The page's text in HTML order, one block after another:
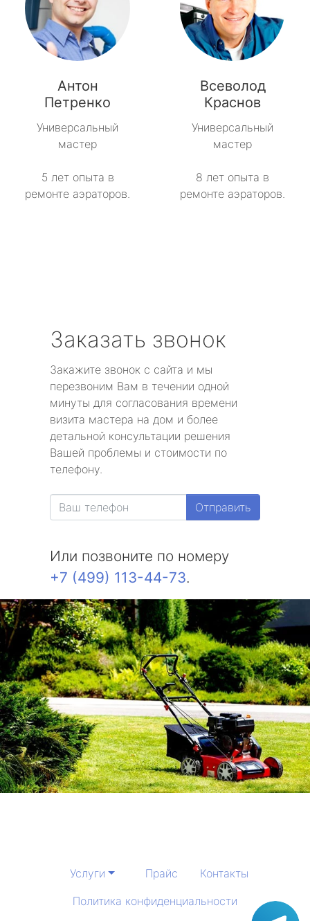
Антон
Петренко
Универсальный
мастер
5 лет опыта в
ремонте аэраторов.
Всеволод
Краснов
Универсальный
мастер
8 лет опыта в
ремонте аэраторов.
Заказать звонок
Закажите звонок с сайта и мы
перезвоним Вам в течении одной
минуты для согласования времени
визита мастера на дом и более
детальной консультации решения
Вашей проблемы и стоимости по
телефону.
Отправить
Или позвоните по номеру
+7 (499) 113-44-73.
Услуги Прайс
Контакты
Политика конфиденциальности